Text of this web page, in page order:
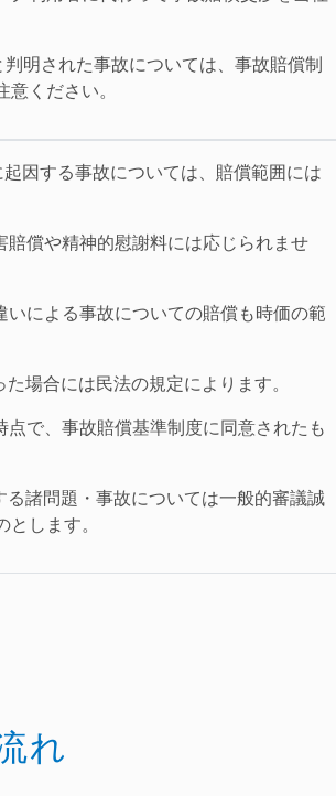
明された事故については、事故賠償制
ください。
因する事故については、賠償範囲には
償や精神的慰謝料には応じられませ
による事故についての賠償も時価の範
場合には民法の規定によります。
で、事故賠償基準制度に同意されたも
諸問題・事故については一般的審議誠
します。
れ